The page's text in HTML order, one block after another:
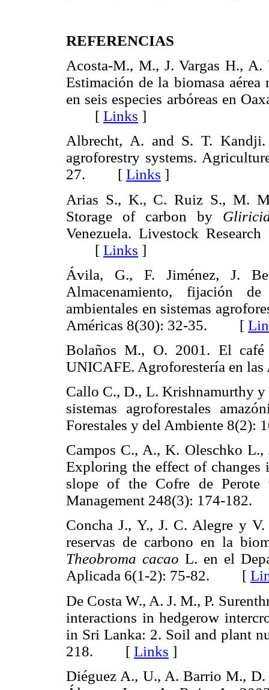
REFERENCIAS
Acosta-M., M., J. Vargas H.,
Estimación de la biomasa
en seis especies arbóreas en
[ Links ]
Albrecht, A. and S. T.
agroforestry systems.
27. [ Links ]
Arias S., K., C. Ruiz S., M.
Storage of carbon by
Venezuela. Livestock
[ Links ]
Ávila, G., F. Jiménez, J.
Almacenamiento, fijación
ambientales en sistemas
Américas 8(30): 32-35. [
Bolaños M., O. 2001. El café
UNICAFE. Agroforestería en
Callo C., D., L. Krishnamurthy y
sistemas agroforestales
Forestales y del Ambiente
Campos C., A., K. Oleschko
Exploring the effect of
slope of the Cofre de Perote
Management 248(3): 174-
Concha J., Y., J. C. Alegre y
reservas de carbono en la
Theobroma cacao L. en el
Aplicada 6(1-2): 75-82. [
De Costa W., A. J. M., P.
interactions in hedgerow
in Sri Lanka: 2. Soil and plant
218. [ Links ]
Diéguez A., U., A. Barrio M.,